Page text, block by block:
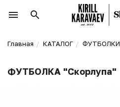
Главная КАТАЛОГ ФУТБОЛКИ
ФУТБОЛКА "Скорлупа"